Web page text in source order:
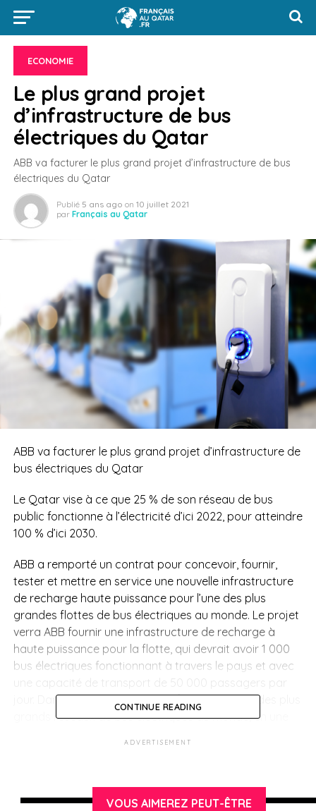
ECONOMIE
Le plus grand projet
d’infrastructure de bus
électriques du Qatar
ABB va facturer le plus grand projet d’infrastructure de bus
électriques du Qatar
Publié 5 ans ago on 10 juillet 2021
par Français au Qatar
ABB va facturer le plus grand projet d’infrastructure de
bus électriques du Qatar
Le Qatar vise à ce que 25 % de son réseau de bus
public fonctionne à l’électricité d’ici 2022, pour atteindre
100 % d’ici 2030.
ABB a remporté un contrat pour concevoir, fournir,
tester et mettre en service une nouvelle infrastructure
de recharge haute puissance pour l’une des plus
grandes flottes de bus électriques au monde. Le projet
verra ABB fournir une infrastructure de recharge à
haute puissance pour la flotte, qui devrait avoir 1 000
bus électriques fonctionnant à travers le pays et avec
jour. Dans le cadre de ce plan, l’État créera l’un des plus
grands réseaux de bus électriques au monde, en une
SUJETS ASSOCIÉS: ÉCOLOGIE
PROJET
TRANSPORTS ELECTRIQUES
UNE
CONTINUE READING
ADVERTISEMENT
VOUS AIMEREZ PEUT-ÊTRE